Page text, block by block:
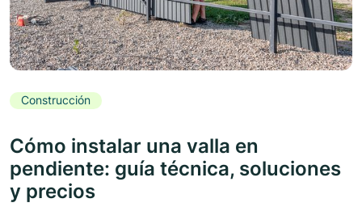
Construcción
Cómo instalar una valla en
pendiente: guía técnica, soluciones
y precios